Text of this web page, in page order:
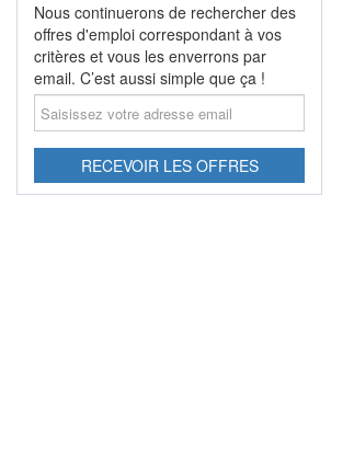
Nous continuerons de rechercher des
offres d'emploi correspondant à vos
critères et vous les enverrons par
email. C’est aussi simple que ça !
Saisissez
votre
adresse
RECEVOIR LES OFFRES